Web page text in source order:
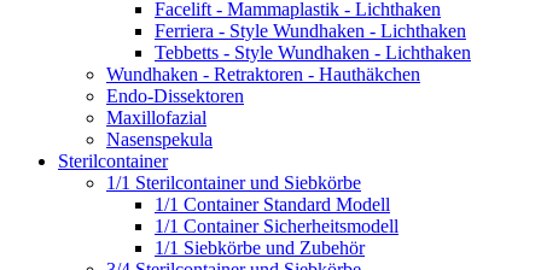
Facelift - Mammaplastik - Lichthaken
Ferriera - Style Wundhaken - Lichthaken
Tebbetts - Style Wundhaken - Lichthaken
Wundhaken - Retraktoren - Hauthäkchen
Endo-Dissektoren
Maxillofazial
Nasenspekula
Sterilcontainer
1/1 Sterilcontainer und Siebkörbe
1/1 Container Standard Modell
1/1 Container Sicherheitsmodell
1/1 Siebkörbe und Zubehör